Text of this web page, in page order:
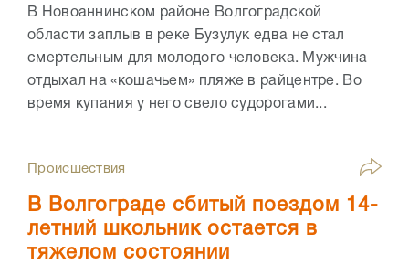
В Новоаннинском районе Волгоградской
области заплыв в реке Бузулук едва не стал
смертельным для молодого человека. Мужчина
отдыхал на «кошачьем» пляже в райцентре. Во
время купания у него свело судорогами...
Происшествия
В Волгограде сбитый поездом 14-
летний школьник остается в
тяжелом состоянии